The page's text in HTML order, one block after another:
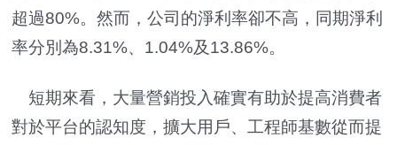
超過80%。然而，公司的淨利率卻不高，同期淨利
率分別為8.31%、1.04%及13.86%。
短期來看，大量營銷投入確實有助於提高消費者
對於平台的認知度，擴大用戶、工程師基數從而提